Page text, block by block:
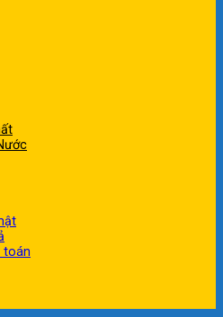
toán